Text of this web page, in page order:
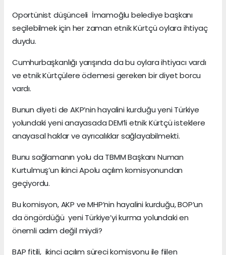
Oportünist düşünceli İmamoğlu belediye başkanı
seçilebilmek için her zaman etnik Kürtçü oylara ihtiyaç
duydu.
Cumhurbaşkanlığı yarışında da bu oylara ihtiyacı vardı
ve etnik Kürtçülere ödemesi gereken bir diyet borcu
vardı.
Bunun diyeti de AKP’nin hayalini kurduğu yeni Türkiye
yolundaki yeni anayasada DEM’li etnik Kürtçü isteklere
anayasal haklar ve ayrıcalıklar sağlayabilmekti.
Bunu sağlamanın yolu da TBMM Başkanı Numan
Kurtulmuş’un ikinci Apolu açılım komisyonundan
geçiyordu.
Bu komisyon, AKP ve MHP’nin hayalini kurduğu, BOP’un
da öngördüğü yeni Türkiye’yi kurma yolundaki en
önemli adım değil miydi?
BAP fitili, ikinci açılım süreci komisyonu ile fiilen